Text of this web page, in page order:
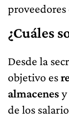
¿Cuáles
Desde la
objetivo es
almacenes
de los